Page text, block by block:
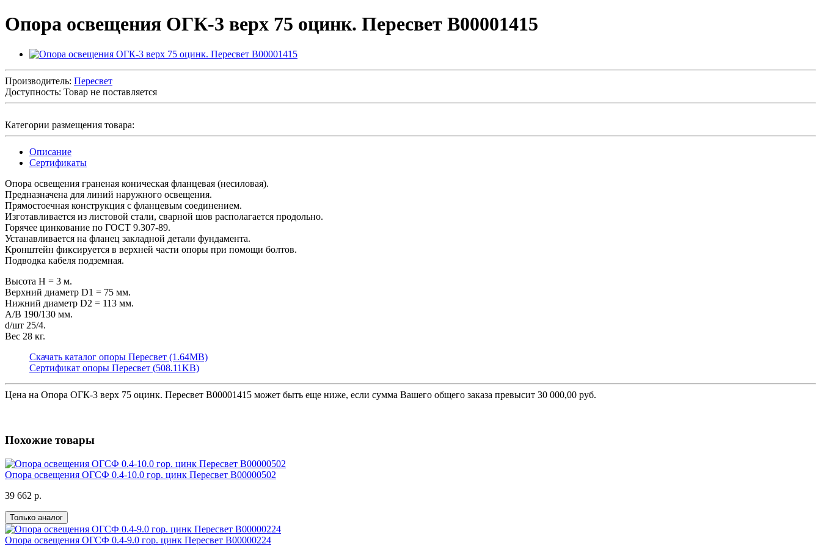
Опора освещения ОГК-3 верх 75 оцинк. Пересвет В00001415
Производитель: Пересвет
Доступность: Товар не поставляется
Категории размещения товара:
Описание
Сертификаты
Опора освещения граненая коническая фланцевая (несиловая).
Предназначена для линий наружного освещения.
Прямостоечная конструкция с фланцевым соединением.
Изготавливается из листовой стали, сварной шов располагается продольно.
Горячее цинкование по ГОСТ 9.307-89.
Устанавливается на фланец закладной детали фундамента.
Кронштейн фиксируется в верхней части опоры при помощи болтов.
Подводка кабеля подземная.
Высота H = 3 м.
Верхний диаметр D1 = 75 мм.
Нижний диаметр D2 = 113 мм.
А/В 190/130 мм.
d/шт 25/4.
Вес 28 кг.
Скачать каталог опоры Пересвет (1.64MB)
Сертификат опоры Пересвет (508.11KB)
Цена на Опора ОГК-3 верх 75 оцинк. Пересвет В00001415 может быть еще ниже, если сумма Вашего общего заказа превысит 30 000,00 руб.
Похожие товары
Опора освещения ОГСФ 0.4-10.0 гор. цинк Пересвет В00000502
39 662 р.
Только аналог
Опора освещения ОГСФ 0.4-9.0 гор. цинк Пересвет В00000224